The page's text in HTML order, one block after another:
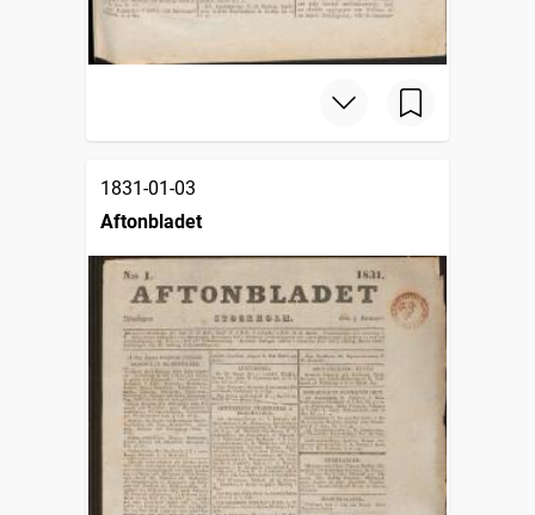
1831-01-03
Aftonbladet